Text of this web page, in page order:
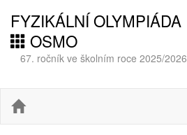
FYZIKÁLNÍ OLYMPIÁDA
OSMO
67. ročník ve školním roce 2025/2026